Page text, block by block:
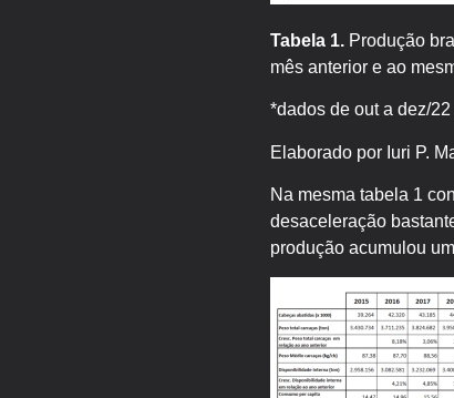
Tabela 1. Produção
mês anterior e ao
*dados de out a dez/
Elaborado por Iuri P.
Na mesma tabela 1
desaceleração
produção acumulou